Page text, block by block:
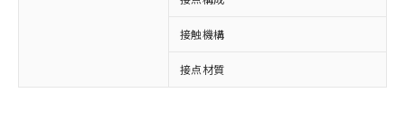
接触機構
接点材質
対応済み：EU RoHS指令（10物質）の
非含有に対応した製品が提供可能な商品で
対応予定：EU RoHS指令（10物質）の非含